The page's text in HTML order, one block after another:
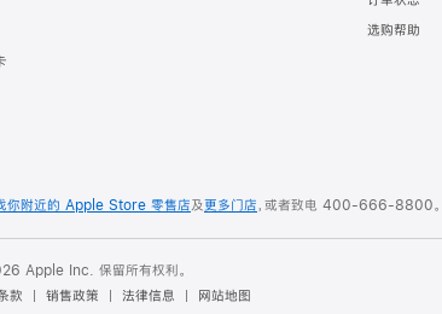
选购帮助
你附近的 Apple Store 零售店及更多门店，或者致电 400-666-8800。
Apple Inc. 保留所有权利。
款 销售政策 法律信息 网站地图